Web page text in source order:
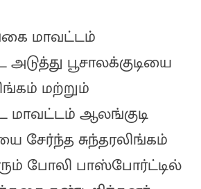
மாவட்டம்
பூசாலக்குடியை
மற்றும்
மாவட்டம் ஆலங்குடி
சேர்ந்த சுந்தரலிங்கம்
போலி பாஸ்போர்ட்டில்